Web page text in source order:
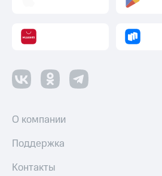
О компании
Поддержка
Контакты